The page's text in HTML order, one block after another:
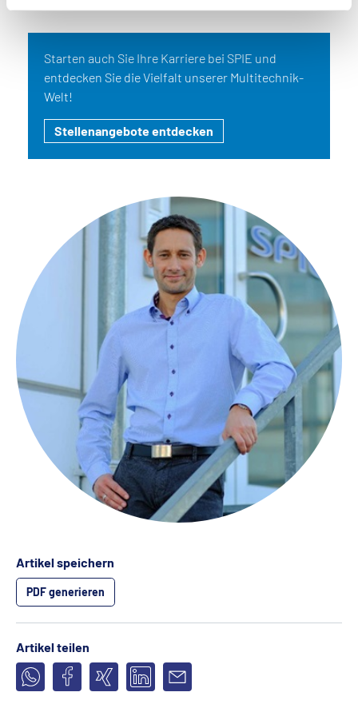
Starten auch Sie Ihre Karriere bei SPIE und
entdecken Sie die Vielfalt unserer Multitechnik-
Welt!
Stellenangebote entdecken
Artikel speichern
PDF generieren
Artikel teilen